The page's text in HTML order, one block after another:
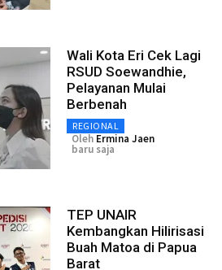
Wali Kota Eri Cek Lagi
RSUD Soewandhie,
Pelayanan Mulai
Berbenah
REGIONAL
Oleh Ermina Jaen
baru saja
TEP UNAIR
Kembangkan Hilirisasi
Buah Matoa di Papua
Barat